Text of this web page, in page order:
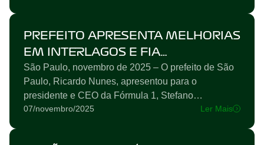
vem implementando um conjunto de ações voltadas
para a sustentabilidade ambiental. Dentre as
iniciativas, passou a compensar 100% de suas
emissões de...
PREFEITO APRESENTA MELHORIAS
EM INTERLAGOS E FIA
RECOMENDA GRADUAÇÃO
MÁXIMA EM SUSTENTABILIDADE
PARA O AUTÓDROMO
São Paulo, novembro de 2025 – O prefeito de São
Paulo, Ricardo Nunes, apresentou para o
presidente e CEO da Fórmula 1, Stefano
Domenicali, as melhorias feitas no autódromo de
07/novembro/2025 Ler Mais